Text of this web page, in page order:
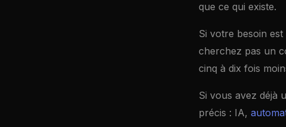
que ce qui existe.
Si votre besoin
cherchez pas un
cinq à dix fois
Si vous avez déjà
précis : IA,